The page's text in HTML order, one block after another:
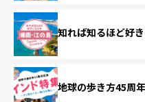
知れば知るほど好
地球の歩き方45周